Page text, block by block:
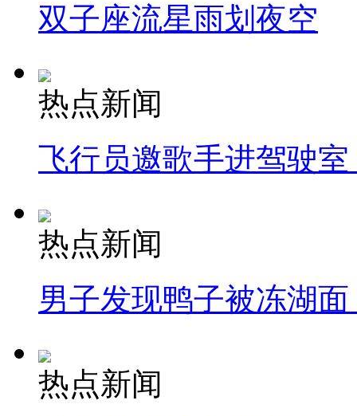
双子座流星雨划夜空
热点新闻
飞行员邀歌手进驾驶
热点新闻
男子发现鸭子被冻湖
热点新闻